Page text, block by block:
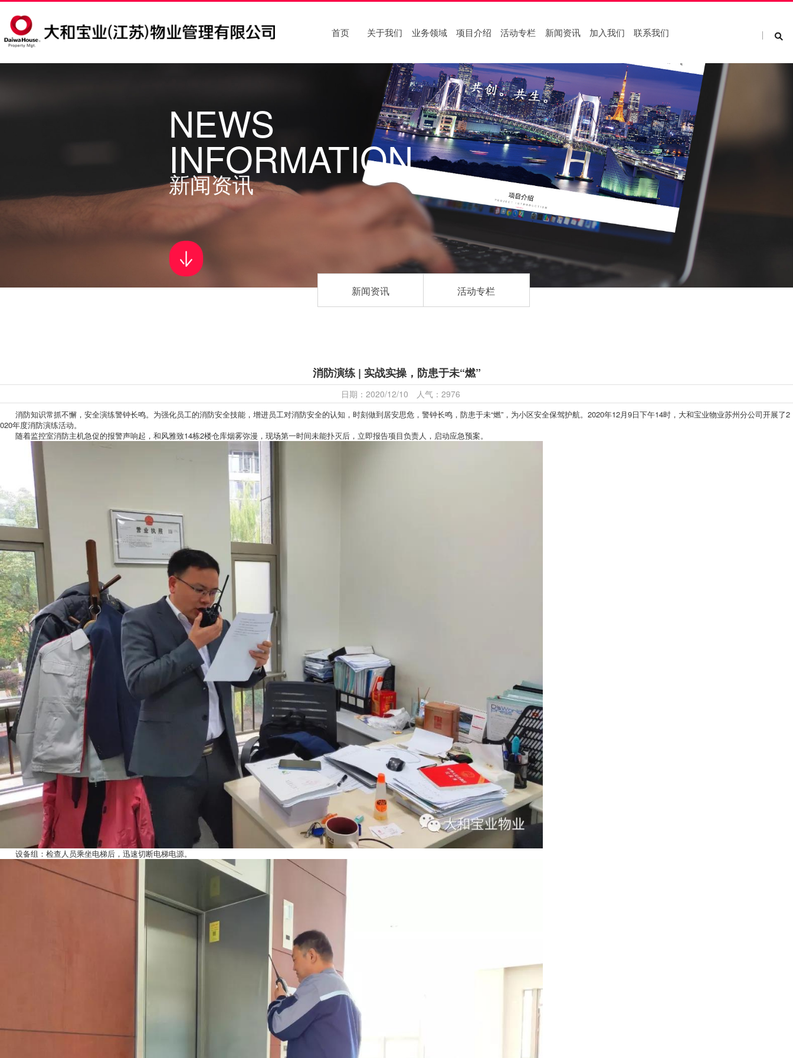
首页 关于我们 业务领域 项目介绍 活动专栏 新闻资讯 加入我们 联系我们
NEWS
INFORMATION
新闻资讯
新闻资讯 活动专栏
消防演练 | 实战实操，防患于未“燃”
日期：2020/12/10 人气：2976
消防知识常抓不懈，安全演练警钟长鸣。为强化员工的消防安全技能，增进员工对消防安全的认知，时刻做到居安思危，警钟长鸣，防患于未“燃”，为小区安全保驾护航。2020年12月9日下午14时，大和宝业物业苏州分公司开展了2
020年度消防演练活动。
随着监控室消防主机急促的报警声响起，和风雅致14栋2楼仓库烟雾弥漫，现场第一时间未能扑灭后，立即报告项目负责人，启动应急预案。
设备组：检查人员乘坐电梯后，迅速切断电梯电源。